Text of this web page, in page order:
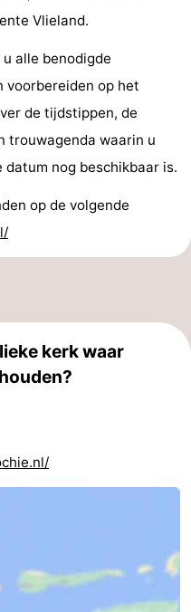
Vlieland.
alle benodigde
voorbereiden op het
de tijdstippen, de
trouwagenda waarin u
nog beschikbaar is.
op de volgende
kerk waar